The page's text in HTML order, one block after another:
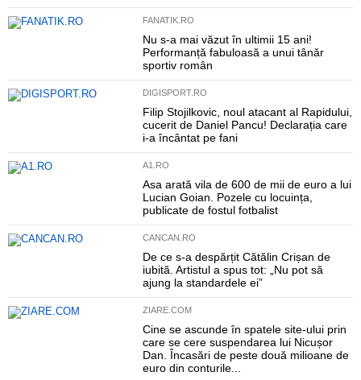
FANATIK.RO
Nu s-a mai văzut în ultimii 15 ani!
Performanță fabuloasă a unui tânăr
sportiv român
DIGISPORT.RO
Filip Stojilkovic, noul atacant al Rapidului,
cucerit de Daniel Pancu! Declarația care
i-a încântat pe fani
A1.RO
Asa arată vila de 600 de mii de euro a lui
Lucian Goian. Pozele cu locuința,
publicate de fostul fotbalist
CANCAN.RO
De ce s-a despărțit Cătălin Crișan de
iubită. Artistul a spus tot: „Nu pot să
ajung la standardele ei”
ZIARE.COM
Cine se ascunde în spatele site-ului prin
care se cere suspendarea lui Nicușor
Dan. Încasări de peste două milioane de
euro din conturile...